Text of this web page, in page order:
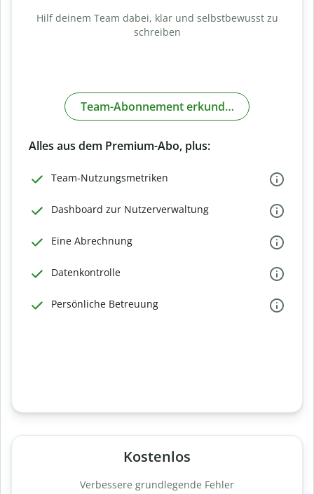
Hilf deinem Team dabei, klar und selbstbewusst zu
schreiben
Team-Abonnement erkunden
Alles aus dem Premium-Abo, plus:
Team-Nutzungsmetriken
Dashboard zur Nutzerverwaltung
Eine Abrechnung
Datenkontrolle
Persönliche Betreuung
Kostenlos
Verbessere grundlegende Fehler